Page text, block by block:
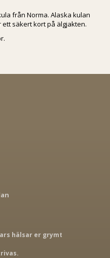
från Norma. Alaska kulan
ett säkert kort på älgjakten.
hälsar er grymt